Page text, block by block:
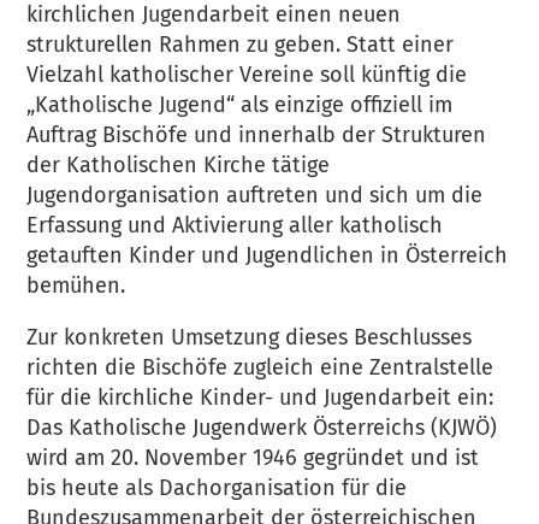
kirchlichen Jugendarbeit einen neuen
strukturellen Rahmen zu geben. Statt einer
Vielzahl katholischer Vereine soll künftig die
„Katholische Jugend“ als einzige offiziell im
Auftrag Bischöfe und innerhalb der Strukturen
der Katholischen Kirche tätige
Jugendorganisation auftreten und sich um die
Erfassung und Aktivierung aller katholisch
getauften Kinder und Jugendlichen in Österreich
bemühen.
Zur konkreten Umsetzung dieses Beschlusses
richten die Bischöfe zugleich eine Zentralstelle
für die kirchliche Kinder- und Jugendarbeit ein:
Das Katholische Jugendwerk Österreichs (KJWÖ)
wird am 20. November 1946 gegründet und ist
bis heute als Dachorganisation für die
Bundeszusammenarbeit der österreichischen